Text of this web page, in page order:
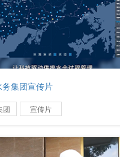
务集团宣传片
团 宣传片